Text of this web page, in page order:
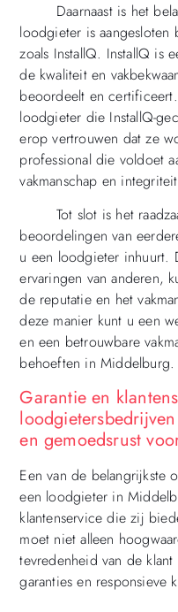
Daarnaast is het
loodgieter is aangesloten
zoals InstallQ. InstallQ is
de kwaliteit en
beoordeelt en
loodgieter die InstallQ-
erop vertrouwen dat ze
professional die voldoet
vakmanschap en
Tot slot is het
beoordelingen van
u een loodgieter inhuurt.
ervaringen van anderen,
de reputatie en het
deze manier kunt u een
en een betrouwbare
behoeften in Middelburg.
Garantie en
en gemoedsrust
Een van de belangrijkste
een loodgieter in
klantenservice die zij
moet niet alleen
tevredenheid van de
garanties en responsieve